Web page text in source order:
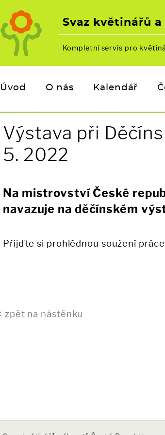
Svaz květinářů
Kompletní servis pro
Úvod O nás Kalendář
Výstava při
5. 2022
Na mistrovství České
navazuje na děčínském
Přijďte si prohlédnou soužení
zpět na nástěnku